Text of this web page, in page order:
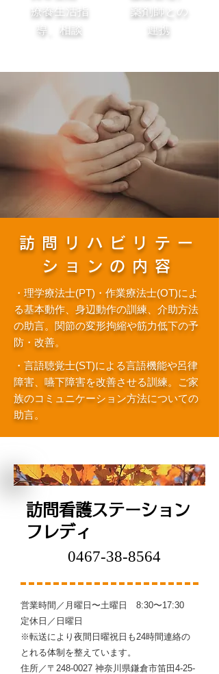
療養生活指
導、相談
薬剤師との
連携
訪問リハビリテー
ションの内容
・理学療法士(PT)・作業療法士(OT)によ
る基本動作、身辺動作の訓練、介助方法
の助言。関節の変形拘縮や筋力低下の予
防・改善。
・言語聴覚士(ST)による言語機能や呂律
障害、嚥下障害を改善させる訓練。ご家
族のコミュニケーション方法についての
助言。
訪問看護ステーション
フレディ
0467-38-8564
営業時間／月曜日〜土曜日 8:30〜17:30
定休日／日曜日
※転送により夜間日曜祝日も24時間連絡の
とれる体制を整えています。
住所／〒248-0027 神奈川県鎌倉市笛田4-25-